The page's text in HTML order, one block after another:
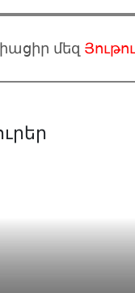
մեզ